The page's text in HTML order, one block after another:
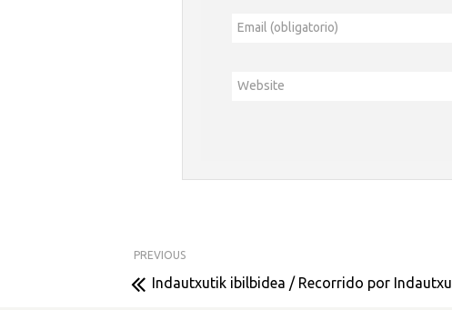
Email (obligatorio)
Website
PREVIOUS
Indautxutik ibilbidea / Recorrido por Indautxu